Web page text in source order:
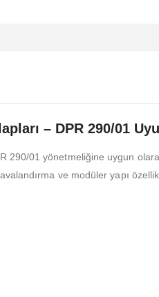
– DPR 290/01
290/01 yönetmeliğine uygun
ve modüler yapı